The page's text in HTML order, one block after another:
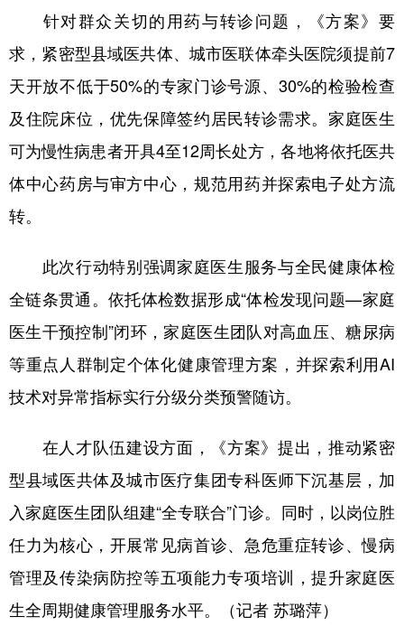
针对群众关切的用药与转诊问题，《方案》要
求，紧密型县域医共体、城市医联体牵头医院须提前7
天开放不低于50%的专家门诊号源、30%的检验检查
及住院床位，优先保障签约居民转诊需求。家庭医生
可为慢性病患者开具4至12周长处方，各地将依托医共
体中心药房与审方中心，规范用药并探索电子处方流
转。
此次行动特别强调家庭医生服务与全民健康体检
全链条贯通。依托体检数据形成“体检发现问题—家庭
医生干预控制”闭环，家庭医生团队对高血压、糖尿病
等重点人群制定个体化健康管理方案，并探索利用AI
技术对异常指标实行分级分类预警随访。
在人才队伍建设方面，《方案》提出，推动紧密
型县域医共体及城市医疗集团专科医师下沉基层，加
入家庭医生团队组建“全专联合”门诊。同时，以岗位胜
任力为核心，开展常见病首诊、急危重症转诊、慢病
管理及传染病防控等五项能力专项培训，提升家庭医
生全周期健康管理服务水平。（记者 苏璐萍）